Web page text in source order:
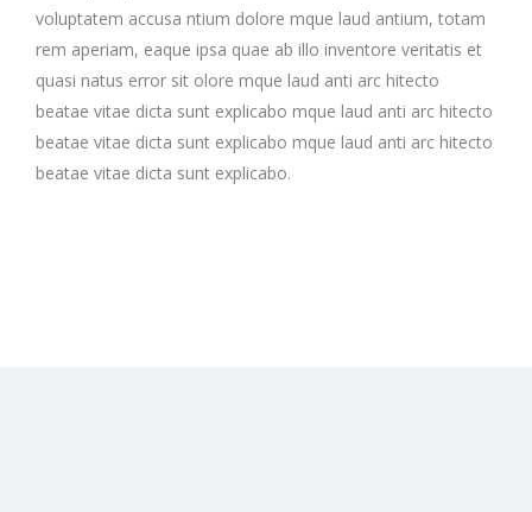
voluptatem accusa ntium dolore mque laud antium, totam
rem aperiam, eaque ipsa quae ab illo inventore veritatis et
quasi natus error sit olore mque laud anti arc hitecto
beatae vitae dicta sunt explicabo mque laud anti arc hitecto
beatae vitae dicta sunt explicabo mque laud anti arc hitecto
beatae vitae dicta sunt explicabo.